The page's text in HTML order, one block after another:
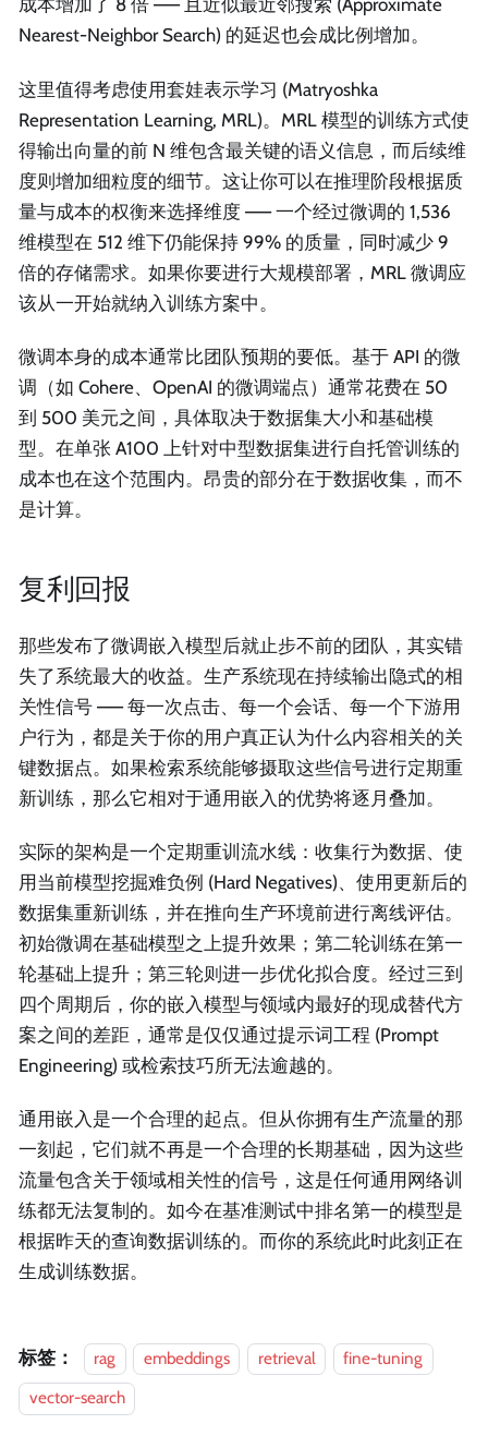
成本增加了 8 倍 —— 且近似最近邻搜索 (Approximate
Nearest-Neighbor Search) 的延迟也会成比例增加。
这里值得考虑使用套娃表示学习 (Matryoshka
Representation Learning, MRL)。MRL 模型的训练方式使
得输出向量的前 N 维包含最关键的语义信息，而后续维
度则增加细粒度的细节。这让你可以在推理阶段根据质
量与成本的权衡来选择维度 —— 一个经过微调的 1,536
维模型在 512 维下仍能保持 99% 的质量，同时减少 9
倍的存储需求。如果你要进行大规模部署，MRL 微调应
该从一开始就纳入训练方案中。
微调本身的成本通常比团队预期的要低。基于 API 的微
调（如 Cohere、OpenAI 的微调端点）通常花费在 50
到 500 美元之间，具体取决于数据集大小和基础模
型。在单张 A100 上针对中型数据集进行自托管训练的
成本也在这个范围内。昂贵的部分在于数据收集，而不
是计算。
复利回报
那些发布了微调嵌入模型后就止步不前的团队，其实错
失了系统最大的收益。生产系统现在持续输出隐式的相
关性信号 —— 每一次点击、每一个会话、每一个下游用
户行为，都是关于你的用户真正认为什么内容相关的关
键数据点。如果检索系统能够摄取这些信号进行定期重
新训练，那么它相对于通用嵌入的优势将逐月叠加。
实际的架构是一个定期重训流水线：收集行为数据、使
用当前模型挖掘难负例 (Hard Negatives)、使用更新后的
数据集重新训练，并在推向生产环境前进行离线评估。
初始微调在基础模型之上提升效果；第二轮训练在第一
轮基础上提升；第三轮则进一步优化拟合度。经过三到
四个周期后，你的嵌入模型与领域内最好的现成替代方
案之间的差距，通常是仅仅通过提示词工程 (Prompt
Engineering) 或检索技巧所无法逾越的。
通用嵌入是一个合理的起点。但从你拥有生产流量的那
一刻起，它们就不再是一个合理的长期基础，因为这些
流量包含关于领域相关性的信号，这是任何通用网络训
练都无法复制的。如今在基准测试中排名第一的模型是
根据昨天的查询数据训练的。而你的系统此时此刻正在
生成训练数据。
标签： rag embeddings retrieval
fine-tuning
vector-search